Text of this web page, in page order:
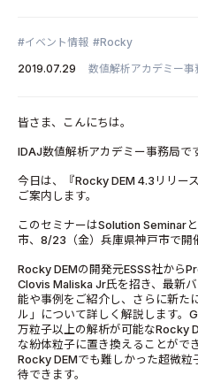
イベント情報
Rocky
2019.07.29
数値解析アカデミー事
皆さま、こんにちは。
IDAJ数値解析アカデミー事務局で
今日は、『Rocky DEM 4.3リリー
ご案内します。
このセミナーはSolution Seminar
市、8/23（金）兵庫県神戸市で開
Rocky DEMの開発元ESSS社から
Clovis Maliska Jr氏を招き、最新
能や事例をご紹介し、さらに新た
ル」について詳しく解説します。
万粒子以上の解析が可能なRocky
な紛体粒子に置き換えることがで
Rocky DEMでも難しかった超微
待できます。